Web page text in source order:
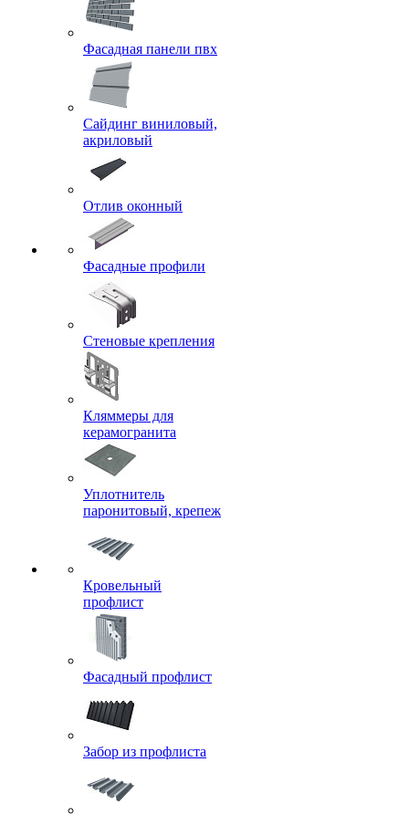
Фасадная панели пвх
Сайдинг виниловый,
акриловый
Отлив оконный
Фасадные профили
Стеновые крепления
Кляммеры для
керамогранита
Уплотнитель
паронитовый, крепеж
Кровельный
профлист
Фасадный профлист
Забор из профлиста